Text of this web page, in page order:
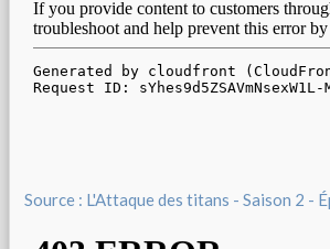
Source : L'Attaque des titans - Saison 2 -